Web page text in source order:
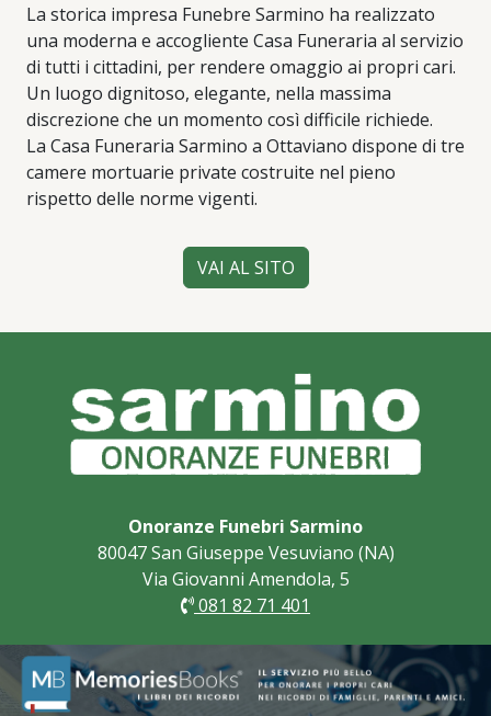
La storica impresa Funebre Sarmino ha realizzato
una moderna e accogliente Casa Funeraria al servizio
di tutti i cittadini, per rendere omaggio ai propri cari.
Un luogo dignitoso, elegante, nella massima
discrezione che un momento così difficile richiede.
La Casa Funeraria Sarmino a Ottaviano dispone di tre
camere mortuarie private costruite nel pieno
rispetto delle norme vigenti.
VAI AL SITO
Onoranze Funebri Sarmino
80047 San Giuseppe Vesuviano (NA)
Via Giovanni Amendola, 5
081 82 71 401